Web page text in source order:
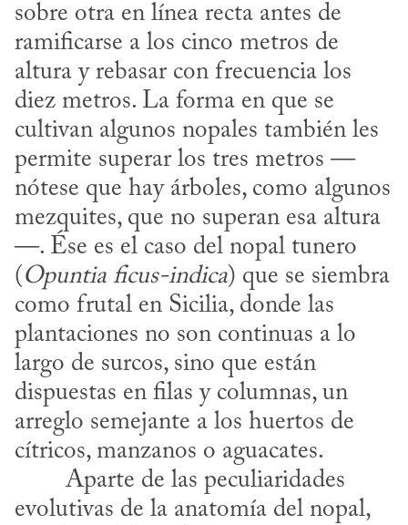
sobre otra en línea recta antes de
ramificarse a los cinco metros de
altura y rebasar con frecuencia los
diez metros. La forma en que se
cultivan algunos nopales también les
permite superar los tres metros —
nótese que hay árboles, como algunos
mezquites, que no superan esa altura
—. Ése es el caso del nopal tunero
( Opuntia ficus-indica) que se siembra
como frutal en Sicilia, donde las
plantaciones no son continuas a lo
largo de surcos, sino que están
dispuestas en filas y columnas, un
arreglo semejante a los huertos de
cítricos, manzanos o aguacates.
evolutivas de la anatomía del nopal,